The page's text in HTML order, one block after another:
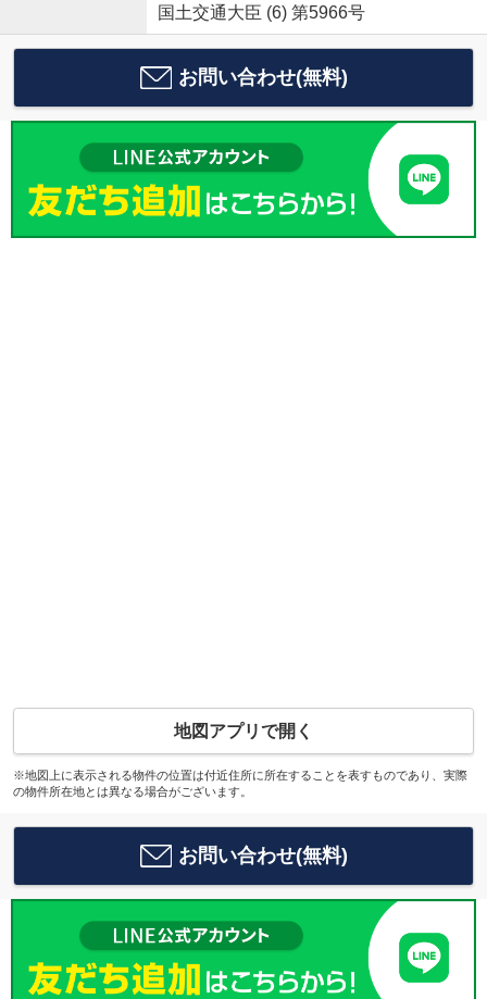
国土交通大臣 (6) 第5966号
お問い合わせ(無料)
地図アプリで開く
※地図上に表示される物件の位置は付近住所に所在することを表すものであり、実際
の物件所在地とは異なる場合がございます。
お問い合わせ(無料)